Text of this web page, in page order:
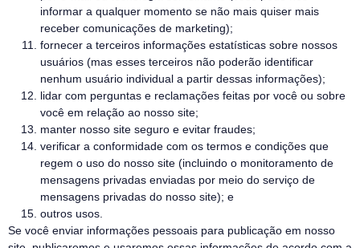
informar a qualquer momento se não mais quiser mais
receber comunicações de marketing);
fornecer a terceiros informações estatísticas sobre nossos
usuários (mas esses terceiros não poderão identificar
nenhum usuário individual a partir dessas informações);
lidar com perguntas e reclamações feitas por você ou sobre
você em relação ao nosso site;
manter nosso site seguro e evitar fraudes;
verificar a conformidade com os termos e condições que
regem o uso do nosso site (incluindo o monitoramento de
mensagens privadas enviadas por meio do serviço de
mensagens privadas do nosso site); e
outros usos.
Se você enviar informações pessoais para publicação em nosso